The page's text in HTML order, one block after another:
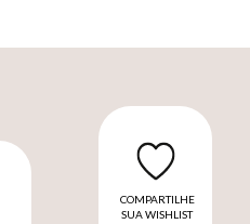
COMPARTILHE
SUA WISHLIST